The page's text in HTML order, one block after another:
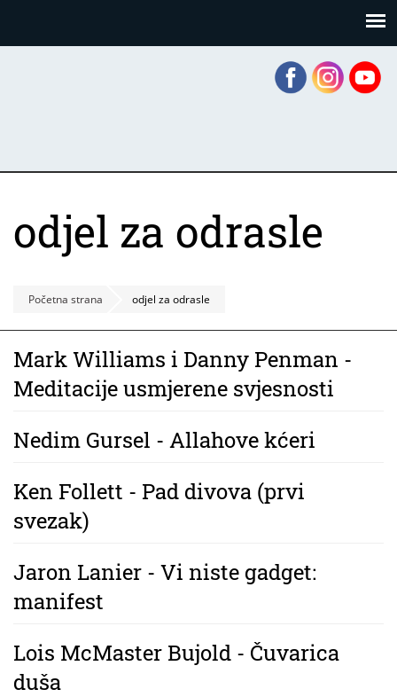
odjel za odrasle
Početna strana odjel za odrasle
Mark Williams i Danny Penman -
Meditacije usmjerene svjesnosti
Nedim Gursel - Allahove kćeri
Ken Follett - Pad divova (prvi
svezak)
Jaron Lanier - Vi niste gadget:
manifest
Lois McMaster Bujold - Čuvarica
duša